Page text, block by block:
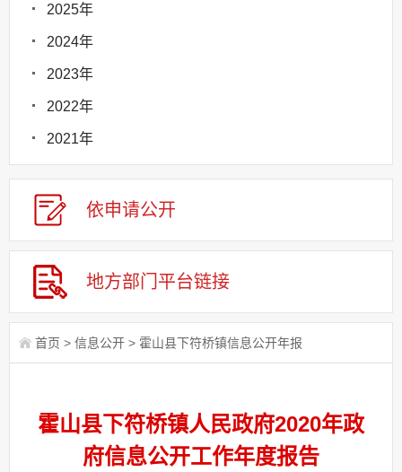
2025年
2024年
2023年
2022年
2021年
依申请公开
地方部门平台链接
首页 > 信息公开 > 霍山县下符桥镇信息公开年报
霍山县下符桥镇人民政府2020年政
府信息公开工作年度报告